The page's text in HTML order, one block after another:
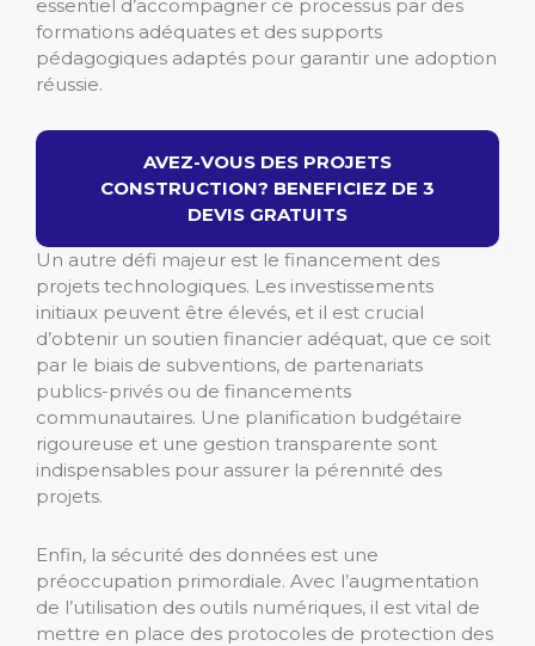
essentiel d’accompagner ce processus par des
formations adéquates et des supports
pédagogiques adaptés pour garantir une adoption
réussie.
AVEZ-VOUS DES PROJETS
CONSTRUCTION? BENEFICIEZ DE 3
DEVIS GRATUITS
Un autre défi majeur est le financement des
projets technologiques. Les investissements
initiaux peuvent être élevés, et il est crucial
d’obtenir un soutien financier adéquat, que ce soit
par le biais de subventions, de partenariats
publics-privés ou de financements
communautaires. Une planification budgétaire
rigoureuse et une gestion transparente sont
indispensables pour assurer la pérennité des
projets.
Enfin, la sécurité des données est une
préoccupation primordiale. Avec l’augmentation
de l’utilisation des outils numériques, il est vital de
mettre en place des protocoles de protection des